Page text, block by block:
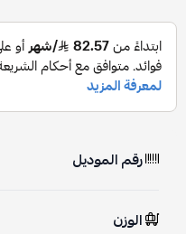
رقم الموديل
الوزن